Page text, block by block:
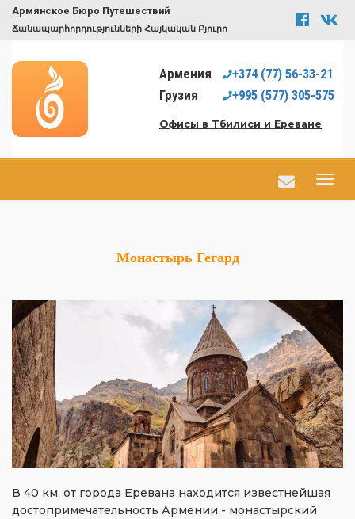
Армянское Бюро Путешествий
Ճանապարհորդությունների Հայկական Բյուրո
Армения +374 (77) 56-33-21
Грузия
+995 (577) 305-575
Офисы в Тбилиси и Ереване
Монастырь Гегард
В 40 км. от города Еревана находится известнейшая
достопримечательность Армении - монастырский